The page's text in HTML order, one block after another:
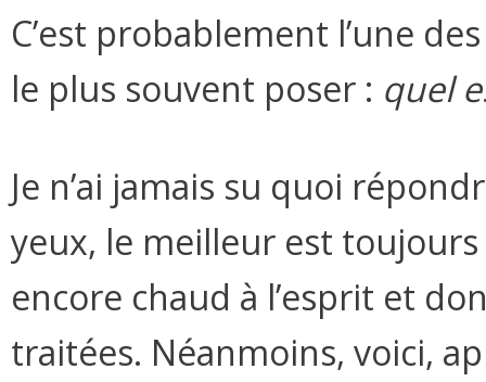
C’est probablement l’une
le plus souvent poser : quel
Je n’ai jamais su quoi
yeux, le meilleur est
encore chaud à l’esprit et
traitées. Néanmoins, voici,